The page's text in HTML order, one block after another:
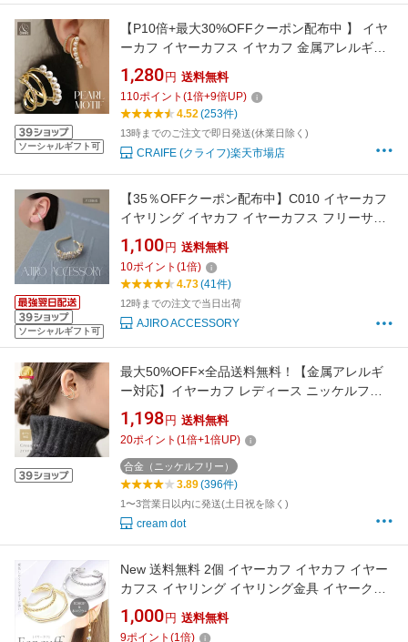
ソーシャルギフト可
【P10倍+最大30%OFFクーポン配布中 】 イヤ
ーカフ イヤーカフス イヤカフ 金属アレルギー
対応 パール 18Kコーティング ニッケルフリー
パール イヤリング かわいい ジュエリー ゴール
ド 送料無料 プチプライス高見え CRAIFE
1,280 円 送料無料
110ポイント (1倍+9倍UP)
4.52(253件)
13時までのご注文で即日発送(休業日除く)
CRAIFE (クライフ)楽天市場店
ソーシャルギフト可
【35％OFFクーポン配布中】C010 イヤーカフ
イヤリング イヤカフ イヤーカフス フリーサイ
ズ 調節可能 ジルコニア キラキラ 上品 華奢 高
級感 高見え ゴールド シルバー おしゃれ ギフト
プレゼント 女性 レディース パーティー バリュ
ー 片耳販売 accessory
1,100 円 送料無料
10ポイント (1倍)
4.73(41件)
12時までの注文で当日出荷
AJIRO ACCESSORY
最大50%OFF×全品送料無料！【金属アレルギ
ー対応】イヤーカフ レディース ニッケルフリ
ー 18kコーティング イヤカフ 片耳用 メタル 大
ぶり 変形 クロス イヤーカフス 大人 ゴールド
シルバー ピンクゴールド
1,198 円 送料無料
20ポイント (1倍+1倍UP)
合金（ニッケルフリー）
3.89(396件)
1〜3営業日以内に発送(土日祝を除く)
cream dot
New 送料無料 2個 イヤーカフ イヤカフ イヤー
カフス イヤリング イヤリング金具 イヤークリ
ップ 3連イヤーカフ 三連 大きめ 重ね付け ウェ
ーブ デザイン L&A 高品質 上質 特殊鍍金
1,000 円 送料無料
9ポイント (1倍)